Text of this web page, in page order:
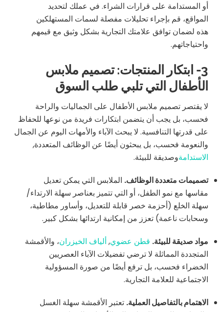
أو المستدامة على قرارات الشراء. في عملك لتحديد
المواقع، قم بإجراء تحليلات مفصلة لسمات المستهلكين
هذه لضمان توافق علامتك التجارية بشكل وثيق مع قيمهم
واحتياجاتهم.
3- ابتكار المنتجات: تصميم ملابس
الأطفال التي تلبي طلب السوق
لا يقتصر تصميم ملابس الأطفال على الجماليات والراحة
فحسب، بل يجب أن يتضمن ابتكارات فريدة من نوعها للحفاظ
على قدرتها التنافسية. لا يبحث الآباء والأمهات اليوم عن الجمال
والنعومة فحسب، بل يبحثون أيضًا عن الوظائف المتعددة,
الاستدامةوصديقة للبيئة.
تصميمات متعددة الوظائف. الملابس التي يمكن تعديل
مقاسها مع نمو الطفل، أو التي تتميز بعناصر سهلة الارتداء/
سهلة الخلع (أحزمة خصر قابلة للتعديل، وأساور مطاطية،
وسحابات ناعمة) تعزز من إمكانية ارتدائها بشكل كبير.
مواد صديقة للبيئة. قطن عضوي,ألياف الخيزران، والأقمشة
المتجددة المماثلة لا ترضي تفضيلات الآباء العصريين
الخضراء فحسب، بل ترفع أيضًا من صورة المسؤولية
الاجتماعية للعلامة التجارية.
الاهتمام بالتفاصيل العملية. تعتبر الأقمشة سهلة الغسل